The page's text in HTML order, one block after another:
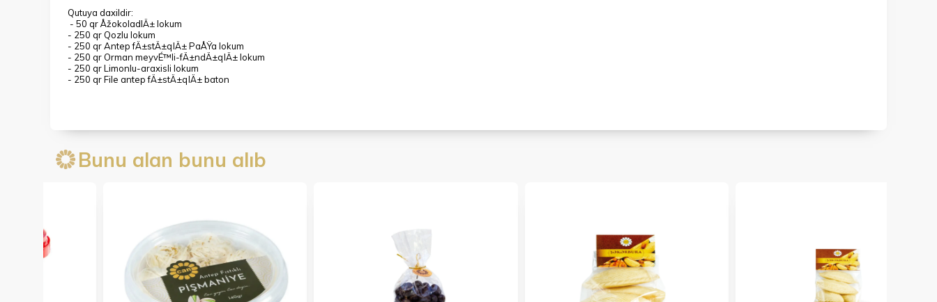
Qutuya daxildir:
- 50 qr ÅžokoladlÄ± lokum
- 250 qr Qozlu lokum
- 250 qr Antep fÄ±stÄ±qlÄ± PaÅŸa lokum
- 250 qr Orman meyvÉ™li-fÄ±ndÄ±qlÄ± lokum
- 250 qr Limonlu-araxisli lokum
- 250 qr File antep fÄ±stÄ±qlÄ± baton
Bunu alan bunu alıb